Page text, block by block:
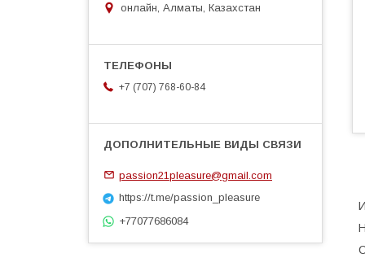
онлайн, Алматы, Казахстан
+7 (707) 768-60-84
passion21pleasure@gmail.com
https://t.me/passion_pleasure
+77077686084